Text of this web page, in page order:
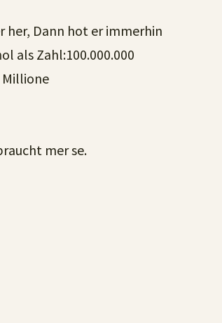
her, Dann hot er immerhin
als Zahl:100.000.000
Millione
mer se.